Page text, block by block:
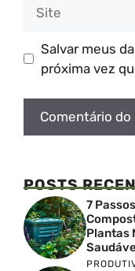
Salvar meus
próxima vez
POSTS
7
Plantas